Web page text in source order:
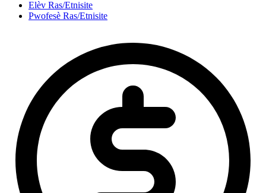
Elèv Ras/Etnisite
Pwofesè Ras/Etnisite